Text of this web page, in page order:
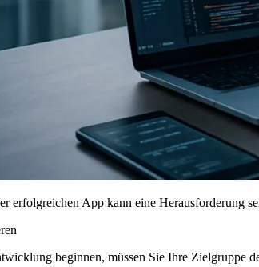
erfolgreichen App kann eine Herausforderung
beginnen, müssen Sie Ihre Zielgruppe